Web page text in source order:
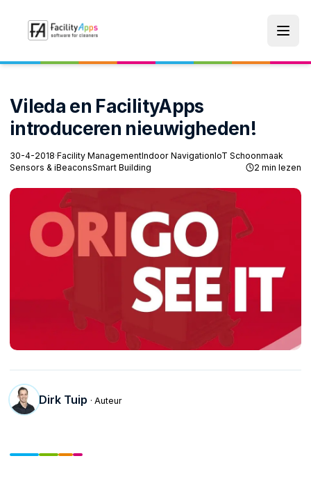
Vileda en FacilityApps
introduceren nieuwigheden!
30-4-2018·Facility ManagementIndoor NavigationIoT Schoonmaak
Sensors & iBeaconsSmart Building 2 min lezen
Dirk Tuip · Auteur